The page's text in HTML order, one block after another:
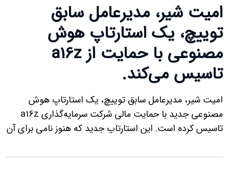
امیت شیر، مدیرعامل سابق
توییچ، یک استارتاپ هوش
مصنوعی با حمایت از a16z
تاسیس می‌کند.
امیت شیر، مدیرعامل سابق توییچ، یک استارتاپ هوش
مصنوعی جدید با حمایت مالی شرکت سرمایه‌گذاری a16z
تاسیس کرده است. این استارتاپ جدید که هنوز نامی برای آن